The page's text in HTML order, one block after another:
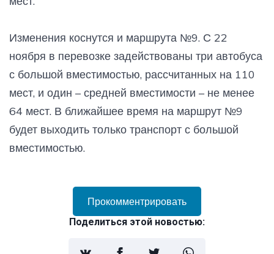
Изменения коснутся и маршрута №9. С 22
ноября в перевозке задействованы три автобуса
с большой вместимостью, рассчитанных на 110
мест, и один – средней вместимости – не менее
64 мест. В ближайшее время на маршрут №9
будет выходить только транспорт с большой
вместимостью.
Прокомментрировать
Поделиться этой новостью: